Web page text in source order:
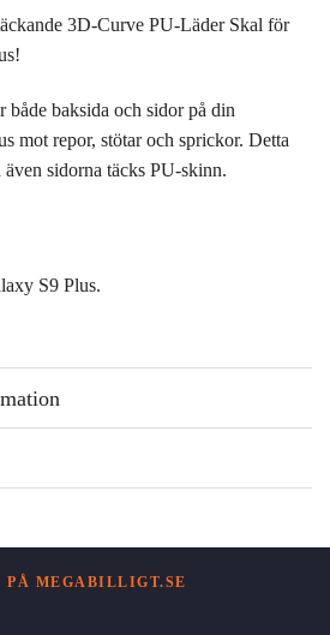
3D-Curve PU-Läder Skal för
både baksida och sidor på din
mot repor, stötar och sprickor. Detta
även sidorna täcks PU-skinn.
S9 Plus.
MEGABILLIGT.SE